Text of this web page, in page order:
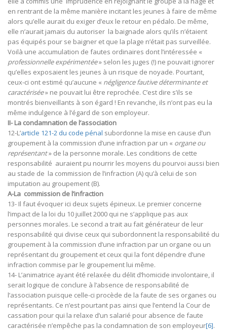
en rentrant de la même manière incitant les jeunes à faire de même
alors qu’elle aurait du exiger d’eux le retour en pédalo. De même,
elle n’aurait jamais du autoriser la baignade alors qu’ils n’étaient
pas équipés pour se baigner et que la plage n’était pas surveillée.
Voilà une accumulation de fautes ordinaires dont l’intéressée «
professionnelle expérimentée» selon les juges (!) ne pouvait ignorer
qu’elles exposaient les jeunes à un risque de noyade. Pourtant,
ceux-ci ont estimé qu’aucune « négligence fautive déterminante et
caractérisée» ne pouvait lui être reprochée. C’est dire s’ils se
montrés bienveillants à son égard ! En revanche, ils n’ont pas eu la
même indulgence à l’égard de son employeur.
II- La condamnation de l’association
12-L’article 121-2 du code pénal subordonne la mise en cause d’un
groupement à la commission d’une infraction par un « organe ou
représentant» de la personne morale. Les conditions de cette
responsabilité auraient pu nourrir les moyens du pourvoi aussi bien
au stade de la commission de l’infraction (A) qu’à celui de son
imputation au groupement (B).
A-La commission de l’infraction
13- Il faut évoquer ici deux sujets épineux. Le premier concerne
l’impact de la loi du 10 juillet 2000 qui ne s’applique pas aux
personnes morales. Le second a trait au fait générateur de leur
responsabilité qui divise ceux qui subordonnent la responsabilité du
groupement à la commission d’une infraction par un organe ou un
représentant du groupement et ceux qui la font dépendre d’une
infraction commise par le groupement lui même.
14- L’animatrice ayant été relaxée du délit d’homicide involontaire, il
serait logique de conclure à l’absence de responsabilité de
l’association puisque celle-ci procède de la faute de ses organes ou
représentants. Ce n’est pourtant pas ainsi que l’entend la Cour de
cassation pour qui la relaxe d’un salarié pour absence de faute
caractérisée n’empêche pas la condamnation de son employeur[6].